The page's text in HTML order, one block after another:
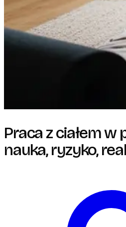
Praca z ciałem
nauka, ryzyko,